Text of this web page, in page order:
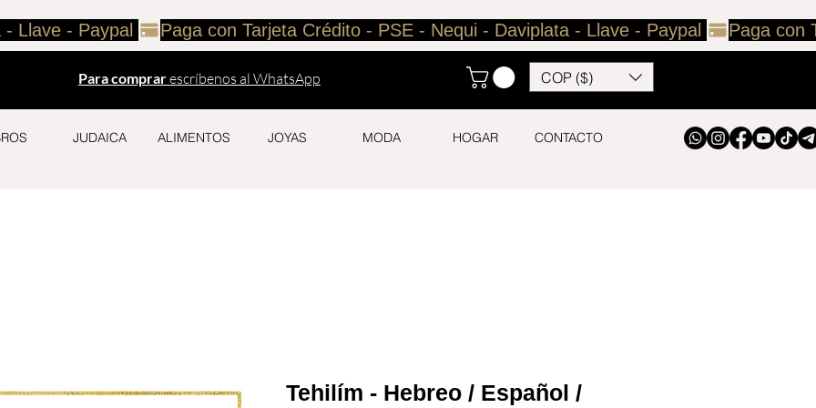
Para comprarescríbenos al WhatsApp COP ($)
Llave - Paypal
JUDAICA ALIMENTOS JOYAS MODA HOGAR CONTACTO
Tehilím - Hebreo / Español /